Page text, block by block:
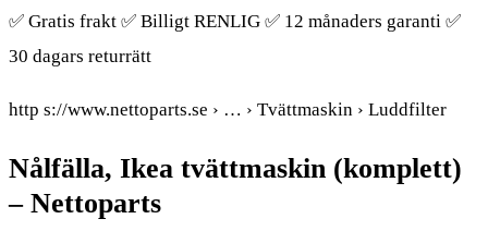
✅ Gratis frakt ✅ Billigt RENLIG ✅ 12 månaders garanti ✅
30 dagars returrätt
http s://www.nettoparts.se › … › Tvättmaskin › Luddfilter
Nålfälla, Ikea tvättmaskin (komplett)
– Nettoparts